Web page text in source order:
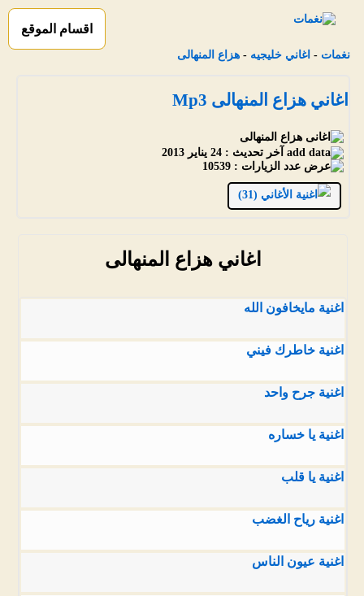
اقسام الموقع
نغمات - اغاني خليجيه - هزاع المنهالى
اغاني هزاع المنهالى Mp3
آخر تحديث : 24 يناير 2013
عدد الزيارات : 10539
الأغاني (31)
اغاني هزاع المنهالى
اغنية مايخافون الله
اغنية خاطرك فيني
اغنية جرح واحد
اغنية يا خساره
اغنية يا قلب
اغنية رياح الغضب
اغنية عيون الناس